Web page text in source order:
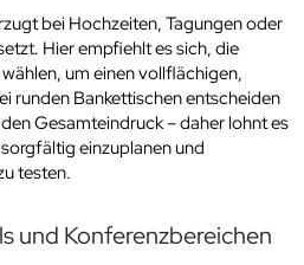
bei Hochzeiten, Tagungen oder
Hier empfiehlt es sich, die
um einen vollflächigen,
runden Bankettischen entscheiden
Gesamteindruck – daher lohnt es
einzuplanen und
testen.
und Konferenzbereichen